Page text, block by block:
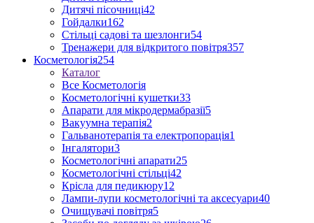
Дитячі пісочниці42
Гойдалки162
Стільці садові та шезлонги54
Тренажери для відкритого повітря357
Косметологія254
Каталог
Все Косметологія
Косметологічні кушетки33
Апарати для мікродермабразії5
Вакуумна терапія2
Гальванотерапія та електропорація1
Інгалятори3
Косметологічні апарати25
Косметологічні стільці42
Крісла для педикюру12
Лампи-лупи косметологічні та аксесуари40
Очищувачі повітря5